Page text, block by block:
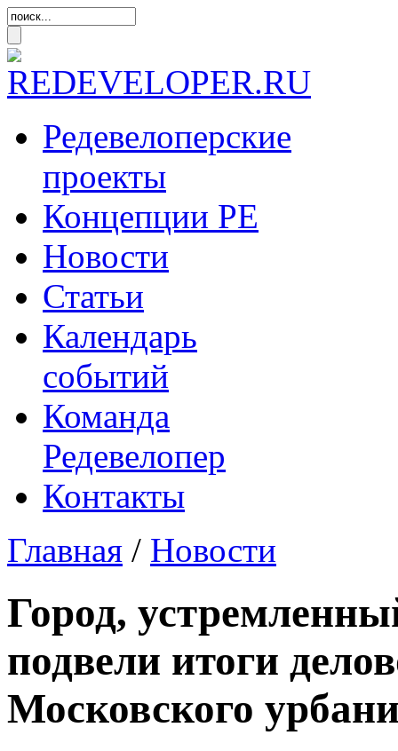
Редевелоперские
проекты
Концепции РЕ
Новости
Статьи
Календарь
событий
Команда
Редевелопер
Контакты
Главная / Новости
Город,
подвели итоги
Московского